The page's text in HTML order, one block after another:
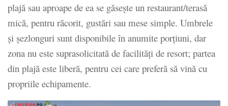
plajă sau aproape de ea se găsește un restaurant/terasă
mică, pentru răcorit, gustări sau mese simple. Umbrele
și şezlonguri sunt disponibile în anumite porțiuni, dar
zona nu este suprasolicitată de facilităţi de resort; partea
din plajă este liberă, pentru cei care preferă să vină cu
propriile echipamente.